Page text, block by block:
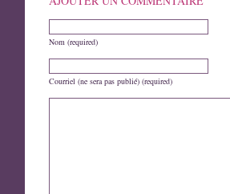
Nom (required)
Courriel (ne sera pas publié) (required)